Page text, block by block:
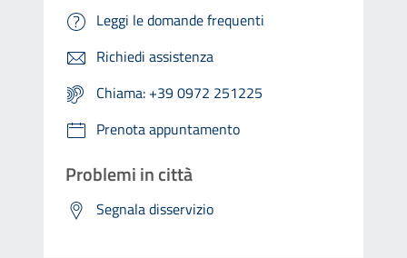
Leggi le domande frequenti
Richiedi assistenza
Chiama: +39 0972 251225
Prenota appuntamento
Problemi in città
Segnala disservizio